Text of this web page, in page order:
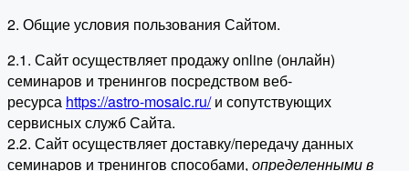
2. Общие условия пользования Сайтом.
2.1. Сайт осуществляет продажу online (онлайн)
семинаров и тренингов посредством веб-
ресурса https://astro-mosaic.ru/и сопутствующих
сервисных служб Сайта.
2.2. Сайт осуществляет доставку/передачу данных
семинаров и тренингов способами, определенными в